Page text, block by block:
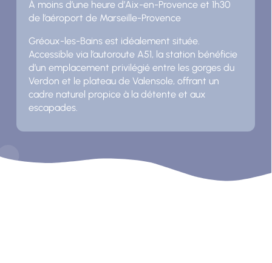
À moins d’une heure d’Aix-en-Provence et 1h30
de l’aéroport de Marseille-Provence
Gréoux-les-Bains est idéalement située.
Accessible via l’autoroute A51, la station bénéficie
d’un emplacement privilégié entre les gorges du
Verdon et le plateau de Valensole, offrant un
cadre naturel propice à la détente et aux
escapades.